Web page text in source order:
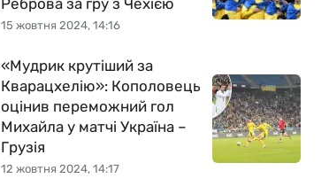
15 жовтня 2024, 14:16
Реброва за гру з Чехією
12 жовтня 2024, 14:17
«Мудрик крутіший за
Кварацхелію»: Кополовець
оцінив переможний гол
Михайла у матчі Україна –
Грузія